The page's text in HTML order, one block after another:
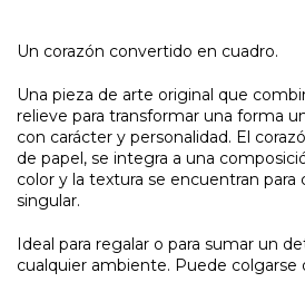
Un corazón convertido en cuadro.
Una pieza de arte original que
relieve para transformar una forma
con carácter y personalidad. El
de papel, se integra a una
color y la textura se encuentran para
singular.
Ideal para regalar o para sumar un
cualquier ambiente. Puede colgarse